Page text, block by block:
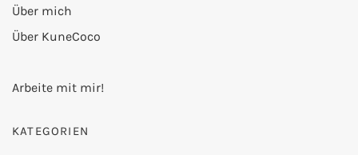
en.
Video
Über mich
Über KuneCoco
Arbeite mit mir!
KATEGORIEN